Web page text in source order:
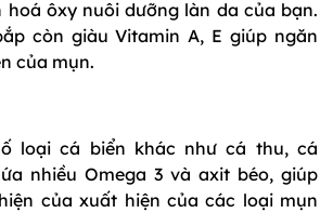
hoá ôxy nuôi dưỡng làn da của bạn.
còn giàu Vitamin A, E giúp ngăn
của mụn.
loại cá biển khác như cá thu, cá
nhiều Omega 3 và axit béo, giúp
của xuất hiện của các loại mụn